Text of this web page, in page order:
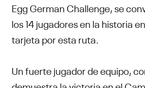
Egg German Challenge, se
los 14 jugadores en la historia
tarjeta por esta ruta.
Un fuerte jugador de equipo,